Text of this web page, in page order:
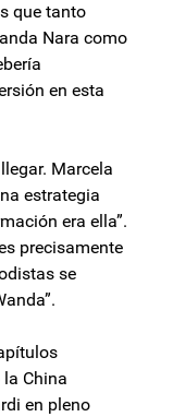
que tanto
Nara como
en esta
Marcela
estrategia
era ella”.
precisamente
se
China
en pleno